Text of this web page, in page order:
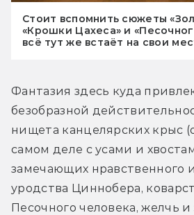
Стоит вспомнить сюжеты
«Крошки Цахеса» и
всё тут же встаёт на свои
Фантазия здесь куда
безобразной
нищета канцелярских крыс
самом деле с усами и
замечающих нравственного
уродства Циннобера,
Песочного человека, желчь и